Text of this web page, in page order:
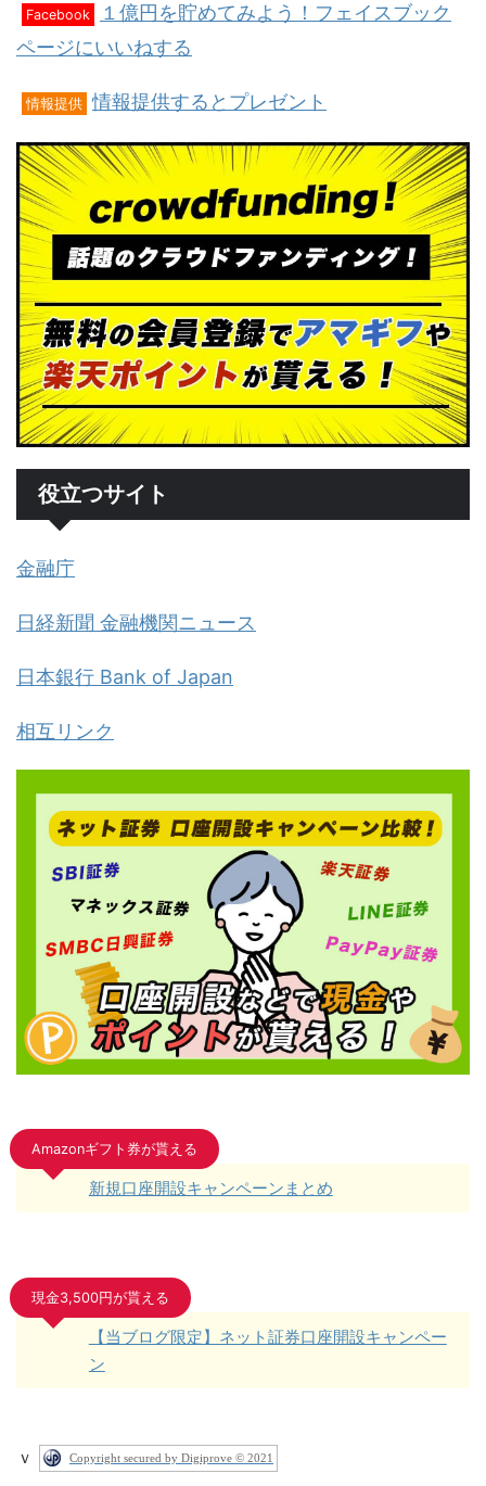
Facebook
１億円を貯めてみよう！フェイスブック
ページにいいねする
情報提供 情報提供するとプレゼント
役立つサイト
金融庁
日経新聞 金融機関ニュース
日本銀行 Bank of Japan
相互リンク
Amazonギフト券が貰える
新規口座開設キャンペーンまとめ
現金3,500円が貰える
【当ブログ限定】ネット証券口座開設キャンペー
ン
ｖ Copyright secured by Digiprove © 2021